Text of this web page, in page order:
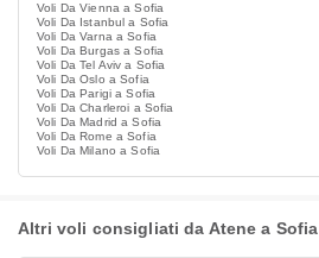
Voli Da Vienna a Sofia
Voli Da Istanbul a Sofia
Voli Da Varna a Sofia
Voli Da Burgas a Sofia
Voli Da Tel Aviv a Sofia
Voli Da Oslo a Sofia
Voli Da Parigi a Sofia
Voli Da Charleroi a Sofia
Voli Da Madrid a Sofia
Voli Da Rome a Sofia
Voli Da Milano a Sofia
Altri voli consigliati da Atene a Sofia